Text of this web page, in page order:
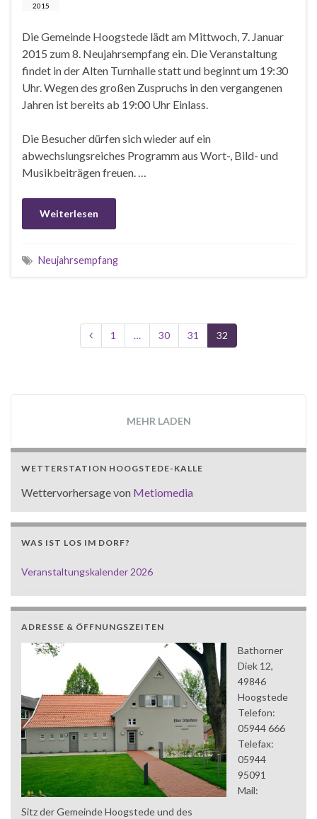
2015
Die Gemeinde Hoogstede lädt am Mittwoch, 7. Januar
2015 zum 8. Neujahrsempfang ein. Die Veranstaltung
findet in der Alten Turnhalle statt und beginnt um 19:30
Uhr. Wegen des großen Zuspruchs in den vergangenen
Jahren ist bereits ab 19:00 Uhr Einlass.
Die Besucher dürfen sich wieder auf ein
abwechslungsreiches Programm aus Wort-, Bild- und
Musikbeiträgen freuen. …
Weiterlesen
Neujahrsempfang
1 … 30 31 32
MEHR LADEN
WETTERSTATION HOOGSTEDE-KALLE
Wettervorhersage von Metiomedia
WAS IST LOS IM DORF?
Veranstaltungskalender 2026
ADRESSE & ÖFFNUNGSZEITEN
Sitz der Gemeinde Hoogstede und des
Bathorner
Diek 12,
49846
Hoogstede
Telefon:
05944 666
Telefax:
05944
95091
Mail: